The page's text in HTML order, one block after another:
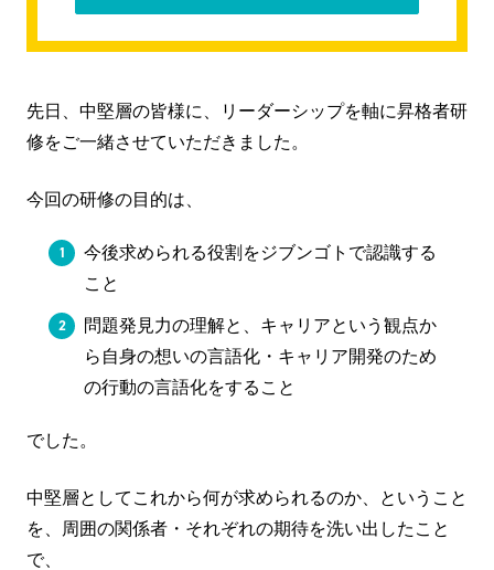
先日、中堅層の皆様に、リーダーシップを軸に昇格者研
修をご一緒させていただきました。
今回の研修の目的は、
今後求められる役割をジブンゴトで認識する
こと
問題発見力の理解と、キャリアという観点か
ら自身の想いの言語化・キャリア開発のため
の行動の言語化をすること
でした。
中堅層としてこれから何が求められるのか、ということ
を、周囲の関係者・それぞれの期待を洗い出したこと
で、